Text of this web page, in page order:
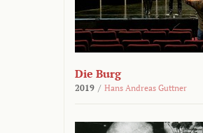
Die Burg
2019 / Hans Andreas Guttner